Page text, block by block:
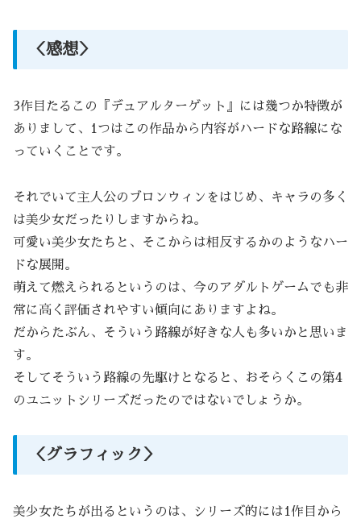
＜感想＞
3作目たるこの『デュアルターゲット』には幾つか特徴が
ありまして、1つはこの作品から内容がハードな路線にな
っていくことです。
それでいて主人公のブロンウィンをはじめ、キャラの多く
は美少女だったりしますからね。
可愛い美少女たちと、そこからは相反するかのようなハー
ドな展開。
萌えて燃えられるというのは、今のアダルトゲームでも非
常に高く評価されやすい傾向にありますよね。
だからたぶん、そういう路線が好きな人も多いかと思いま
す。
そしてそういう路線の先駆けとなると、おそらくこの第4
のユニットシリーズだったのではないでしょうか。
＜グラフィック＞
美少女たちが出るというのは、シリーズ的には1作目から